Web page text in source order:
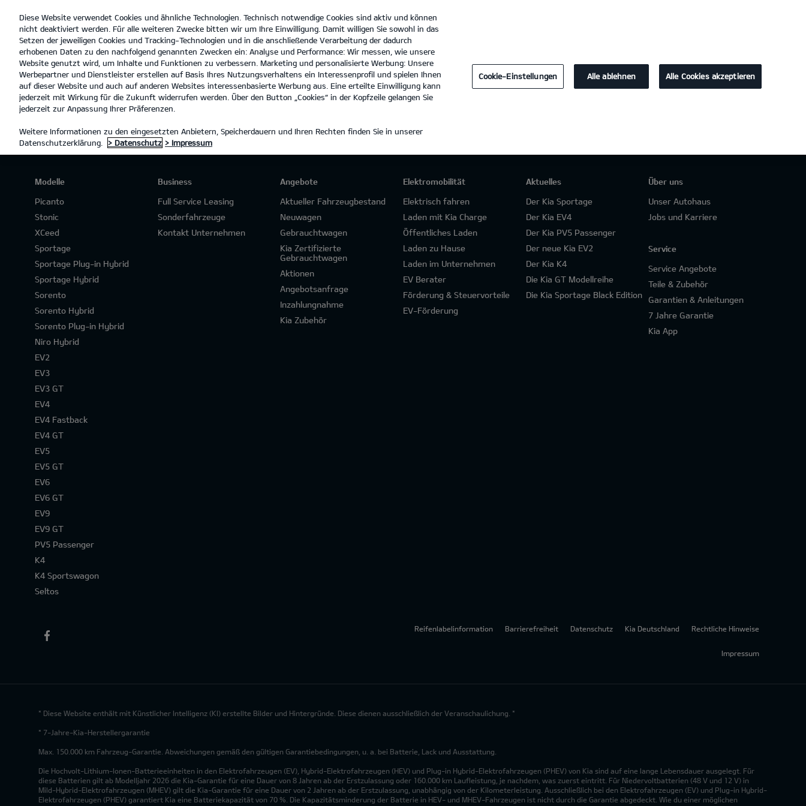
open
menu
Autohaus Klepp GmbH Tel. :
PROBEFAHRT
Modelle
Picanto
Stonic
XCeed
Sportage
Sportage Plug-in Hybrid
Sportage Hybrid
Sorento
Sorento Hybrid
Sorento Plug-in Hybrid
Niro Hybrid
EV2
EV3
EV3 GT
EV4
EV4 Fastback
EV4 GT
EV5
EV5 GT
EV6
EV6 GT
EV9
EV9 GT
PV5 Passenger
K4
K4 Sportswagon
Seltos
Business
Full Service Leasing
Sonderfahrzeuge
Kontakt Unternehmen
Angebote
Aktueller Fahrzeugbestand
Neuwagen
Gebrauchtwagen
Kia Zertifizierte
Gebrauchtwagen
Aktionen
Angebotsanfrage
Inzahlungnahme
Kia Zubehör
Elektromobilität
Elektrisch fahren
Laden mit Kia Charge
Öffentliches Laden
Laden zu Hause
Laden im Unternehmen
EV Berater
Förderung & Steuervorteile
EV-Förderung
Aktuelles
Der Kia Sportage
Der Kia EV4
Der Kia PV5 Passenger
Der neue Kia EV2
Der Kia K4
Die Kia GT Modellreihe
Die Kia Sportage Black Edition
Über uns
Unser Autohaus
Jobs und Karriere
Service
Service Angebote
Teile & Zubehör
Garantien & Anleitungen
7 Jahre Garantie
Kia App
Reifenlabelinformation Barrierefreiheit Datenschutz Kia Deutschland Rechtliche Hinweise
Impressum
* Diese Website enthält mit Künstlicher Intelligenz (KI) erstellte Bilder und Hintergründe. Diese dienen ausschließlich der Veranschaulichung. *
* 7-Jahre-Kia-Herstellergarantie
Max. 150.000 km Fahrzeug-Garantie. Abweichungen gemäß den gültigen Garantiebedingungen, u. a. bei Batterie, Lack und Ausstattung.
Die Hochvolt-Lithium-Ionen-Batterieeinheiten in den Elektrofahrzeugen (EV), Hybrid-Elektrofahrzeugen (HEV) und Plug-in Hybrid-Elektrofahrzeugen (PHEV) von Kia sind auf eine lange Lebensdauer ausgelegt. Für
diese Batterien gilt ab Modelljahr 2026 die Kia-Garantie für eine Dauer von 8 Jahren ab der Erstzulassung oder 160.000 km Laufleistung, je nachdem, was zuerst eintritt. Für Niedervoltbatterien (48 V und 12 V) in
Mild-Hybrid-Elektrofahrzeugen (MHEV) gilt die Kia-Garantie für eine Dauer von 2 Jahren ab der Erstzulassung, unabhängig von der Kilometerleistung. Ausschließlich bei den Elektrofahrzeugen (EV) und Plug-in Hybrid-
Elektrofahrzeugen (PHEV) garantiert Kia eine Batteriekapazität von 70 %. Die Kapazitätsminderung der Batterie in HEV- und MHEV-Fahrzeugen ist nicht durch die Garantie abgedeckt. Wie du einer möglichen
Diese Website verwendet Cookies und ähnliche Technologien. Technisch notwendige Cookies sind aktiv und können
nicht deaktiviert werden. Für alle weiteren Zwecke bitten wir um Ihre Einwilligung. Damit willigen Sie sowohl in das
Setzen der jeweiligen Cookies und Tracking-Technologien und in die anschließende Verarbeitung der dadurch
erhobenen Daten zu den nachfolgend genannten Zwecken ein: Analyse und Performance: Wir messen, wie unsere
Website genutzt wird, um Inhalte und Funktionen zu verbessern. Marketing und personalisierte Werbung: Unsere
Werbepartner und Dienstleister erstellen auf Basis Ihres Nutzungsverhaltens ein Interessenprofil und spielen Ihnen
auf dieser Website und auch auf anderen Websites interessenbasierte Werbung aus. Eine erteilte Einwilligung kann
jederzeit mit Wirkung für die Zukunft widerrufen werden. Über den Button „Cookies“ in der Kopfzeile gelangen Sie
jederzeit zur Anpassung Ihrer Präferenzen.
Weitere Informationen zu den eingesetzten Anbietern, Speicherdauern und Ihren Rechten finden Sie in unserer
Datenschutzerklärung.
> Datenschutz > Impressum
Cookie-Einstellungen Alle ablehnen Alle Cookies akzeptieren